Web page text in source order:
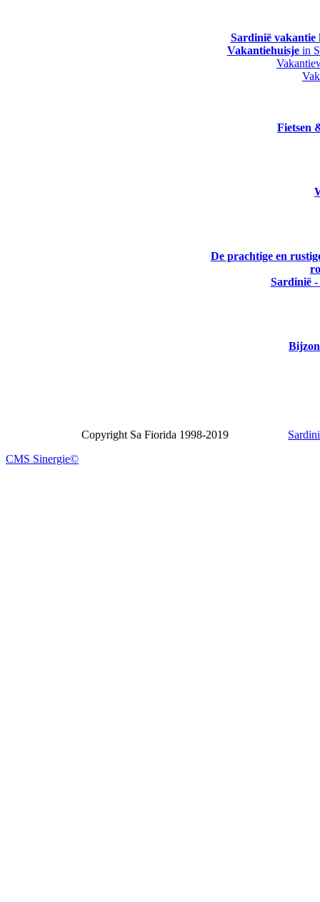
Sardinië vakantie
Vakantiehuisjein
Fietsen
De prachtige en
Sardinië
Copyright Sa Fiorida 1998-2019
CMS Sinergie©